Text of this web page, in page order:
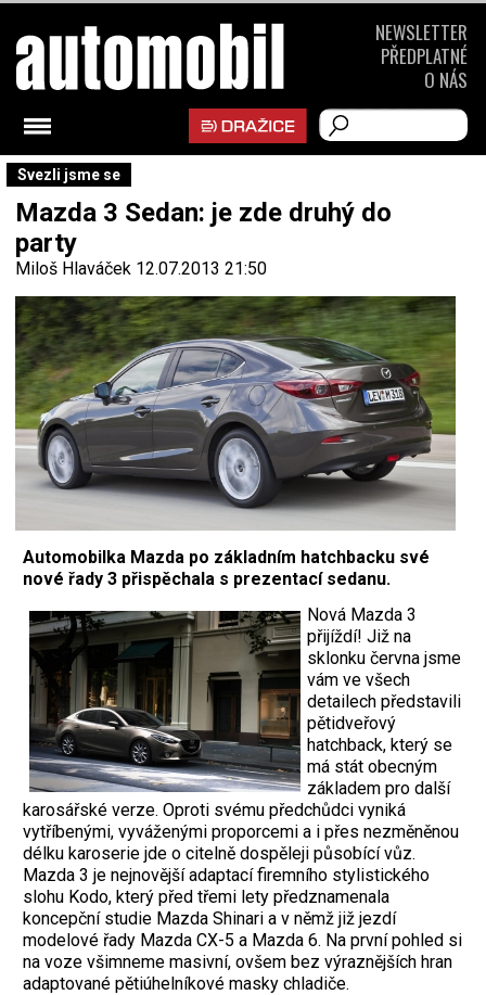
Svezli jsme se
Mazda 3 Sedan: je zde druhý do
party
Miloš Hlaváček 12.07.2013 21:50
Automobilka Mazda po základním hatchbacku své
nové řady 3 přispěchala s prezentací sedanu.
Nová Mazda 3
přijíždí! Již na
sklonku června jsme
vám ve všech
detailech představili
pětidveřový
hatchback, který se
má stát obecným
základem pro další
karosářské verze. Oproti svému předchůdci vyniká
vytříbenými, vyváženými proporcemi a i přes nezměněnou
délku karoserie jde o citelně dospěleji působící vůz.
Mazda 3 je nejnovější adaptací firemního stylistického
slohu Kodo, který před třemi lety předznamenala
koncepční studie Mazda Shinari a v němž již jezdí
modelové řady Mazda CX-5 a Mazda 6. Na první pohled si
na voze všimneme masivní, ovšem bez výraznějších hran
adaptované pětiúhelníkové masky chladiče.
NEWSLETTER
PŘEDPLATNÉ
O NÁS